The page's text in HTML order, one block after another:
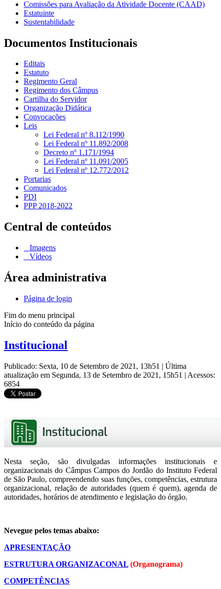
Comissões para Avaliação da Atividade Docente (CAAD)
Estatuinte
Sustentabilidade
Documentos Institucionais
Editais
Estatuto
Regimento Geral
Regimento dos Câmpus
Cartilha do Servidor
Organização Didática
Convocações
Leis
Lei Federal nº 8.112/1990
Lei Federal nº 11.892/2008
Decreto nº 1.171/1994
Lei Federal nº 11.091/2005
Lei Federal nº 12.772/2012
Portarias
Comunicados
PDI
PPP 2018-2022
Central de conteúdos
Imagens
Vídeos
Área administrativa
Página de login
Fim do menu principal
Início do conteúdo da página
Institucional
Publicado: Sexta, 10 de Setembro de 2021, 13h51 | Última
atualização em Segunda, 13 de Setembro de 2021, 15h51 | Acessos:
6854
Nesta seção, são divulgadas informações institucionais e
organizacionais do Câmpus Campos do Jordão do Instituto Federal
de São Paulo, compreendendo suas funções, competências, estrutura
organizacional, relação de autoridades (quem é quem), agenda de
autoridades, horários de atendimento e legislação do órgão.
Nevegue pelos temas abaixo:
APRESENTAÇÃO
ESTRUTURA ORGANIZACONAL (Organograma)
COMPETÊNCIAS